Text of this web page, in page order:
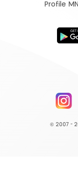
Profile
© 2007 -